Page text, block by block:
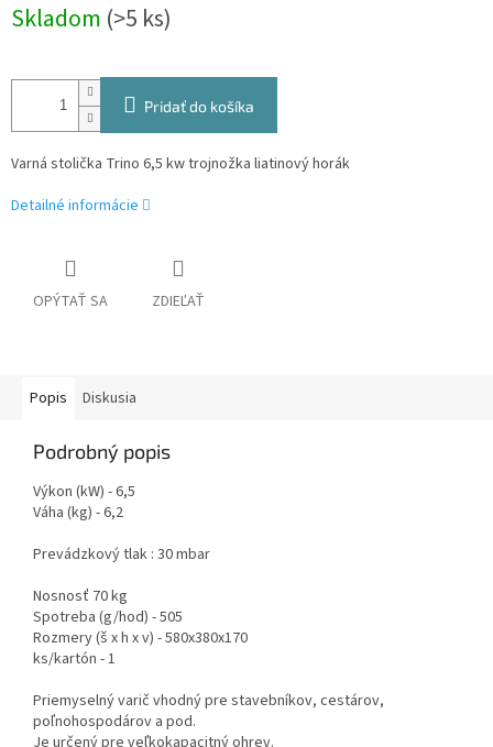
cena:
Skladom (>5 ks)
Pridať do košíka
Varná stolička Trino 6,5 kw trojnožka liatinový horák
Detailné informácie
OPÝTAŤ SA ZDIEĽAŤ
Popis Diskusia
Podrobný popis
Výkon (kW) - 6,5
Váha (kg) - 6,2
Prevádzkový tlak : 30 mbar
Nosnosť 70 kg
Spotreba (g/hod) - 505
Rozmery (š x h x v) - 580x380x170
ks/kartón - 1
Priemyselný varič vhodný pre stavebníkov, cestárov,
poľnohospodárov a pod.